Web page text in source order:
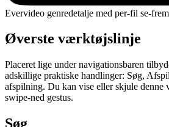
Evervideo genredetalje med per-fil se-
Øverste værktøjslinje
Placeret lige under navigationsbaren
adskillige praktiske handlinger: Søg,
afspilning. Du kan vise eller skjule denne
swipe-ned gestus.
Søg